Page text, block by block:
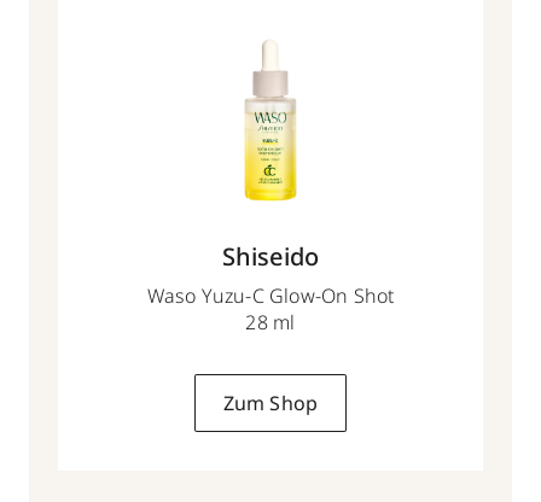
Shiseido
Waso Yuzu-C Glow-On Shot
28 ml
Zum Shop